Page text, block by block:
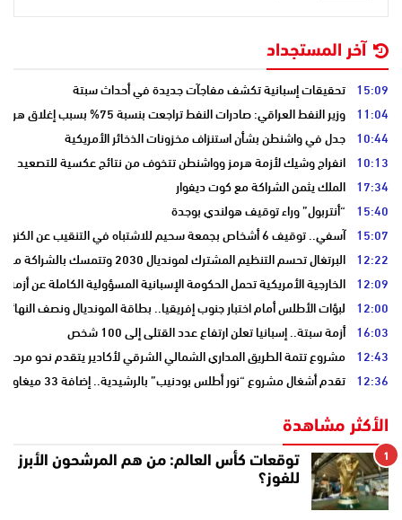
آخر المستجداد
15:09 تحقيقات إسبانية تكشف مفاجآت جديدة في أحداث سبتة
11:04 وزير النفط العراقي: صادرات النفط تراجعت بنسبة 75% بسبب إغلاق هرمز
10:44 جدل في واشنطن بشأن استنزاف مخزونات الذخائر الأمريكية
10:13 انفراج وشيك لأزمة هرمز وواشنطن تتخوف من نتائج عكسية للتصعيد
17:34 الملك يثمن الشراكة مع كوت ديفوار
15:40 “أنتربول” وراء توقيف هولندي بوجدة
15:07 آسفي.. توقيف 6 أشخاص بجمعة سحيم للاشتباه في التنقيب عن الكنوز .
12:22 البرتغال تحسم التنظيم المشترك لمونديال 2030 وتتمسك بالشراكة مع المغرب وإسبانيا
12:09 الخارجية الأمريكية تحمل الحكومة الإسبانية المسؤولية الكاملة عن أزمة
12:00 لبؤات الأطلس أمام اختبار جنوب إفريقيا.. بطاقة المونديال ونصف
16:03 أزمة سبتة.. إسبانيا تعلن ارتفاع عدد القتلى إلى 100 شخص
12:43 مشروع تتمة الطريق المداري الشمالي الشرقي لأكادير يتقدم نحو مرحلة
12:36 تقدم أشغال مشروع “نور أطلس بودنيب” بالرشيدية.. إضافة 33 ميغاوات إلى الشبكة الوطنية
الأكثر مشاهدة
1
توقعات كأس العالم: من هم المرشحون الأبرز
للفوز؟